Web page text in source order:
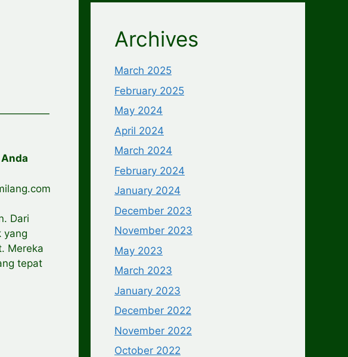
Dari
yang
Mereka
tepat
Archives
March 2025
February 2025
May 2024
April 2024
March 2024
February 2024
January 2024
December 2023
November 2023
May 2023
March 2023
January 2023
December 2022
November 2022
October 2022